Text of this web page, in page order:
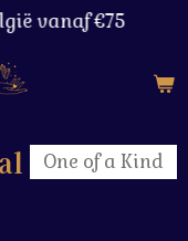
vanaf €75
One of a Kind